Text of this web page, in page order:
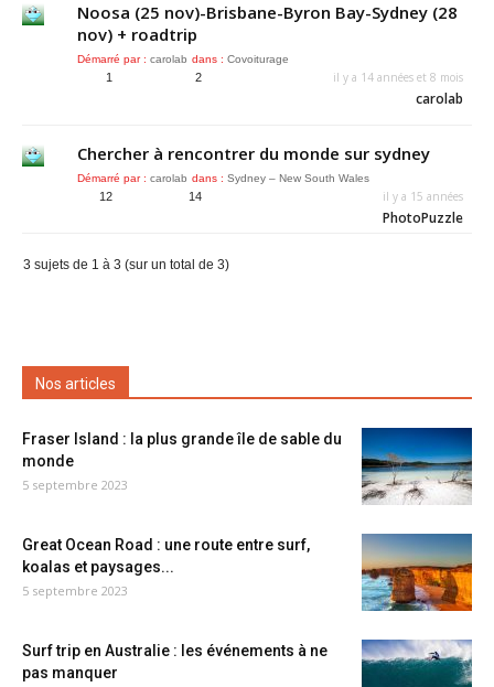
Noosa (25 nov)-Brisbane-Byron Bay-Sydney (28
nov) + roadtrip
Démarré par : carolab dans : Covoiturage
1 2 il y a 14 années et 8 mois
carolab
Chercher à rencontrer du monde sur sydney
Démarré par : carolab dans : Sydney – New South Wales
12 14 il y a 15 années
PhotoPuzzle
3 sujets de 1 à 3 (sur un total de 3)
Nos articles
Fraser Island : la plus grande île de sable du
monde
5 septembre 2023
Great Ocean Road : une route entre surf,
koalas et paysages...
5 septembre 2023
Surf trip en Australie : les événements à ne
pas manquer